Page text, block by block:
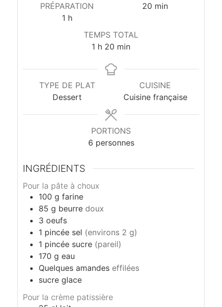
PRÉPARATION
1 h
20 min
TEMPS TOTAL
1 h 20 min
TYPE DE PLAT
Dessert
CUISINE
Cuisine française
PORTIONS
6 personnes
INGRÉDIENTS
Pour la pâte à choux
100 g farine
85 g beurre doux
3 oeufs
1 pincée sel (environs 2 g)
1 pincée sucre (pareil)
170 g eau
Quelques amandes effilées
sucre glace
Pour la crème patissière